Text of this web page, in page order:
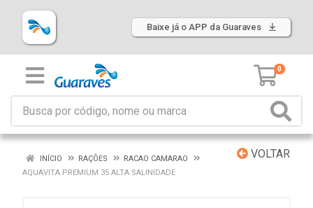
Baixe já o APP da Guaraves
0
VOLTAR
INÍCIO RAÇÕES
RACAO CAMARAO
AQUAVITA PREMIUM 35 ALTA SALINIDADE